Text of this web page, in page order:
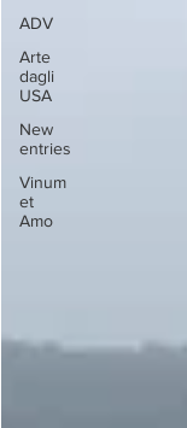
ADV
Arte
dagli
USA
New
entries
Vinum
et
Amo